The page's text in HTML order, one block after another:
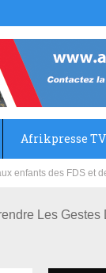
Afrikpresse TV
Les Gestes